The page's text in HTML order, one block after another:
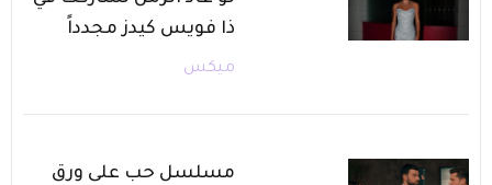
ذا فويس كيدز مجدداً
ميكس
مسلسل حب على ورق